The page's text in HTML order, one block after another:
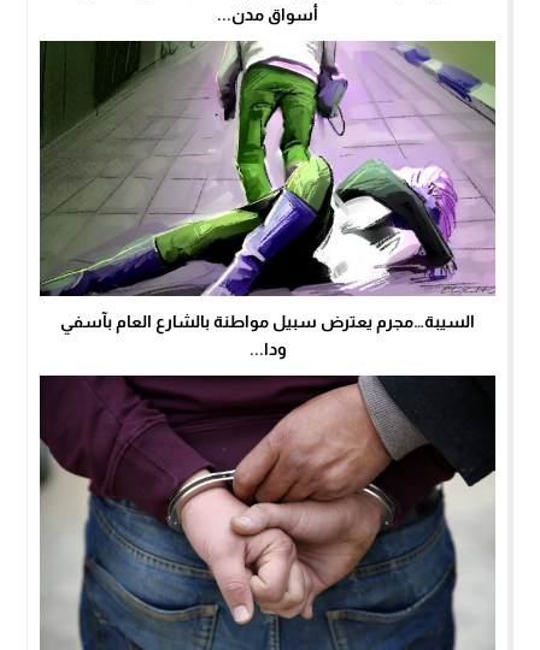
أسواق مدن...
السيبة…مجرم يعترض سبيل مواطنة بالشارع العام بآسفي
ودا...